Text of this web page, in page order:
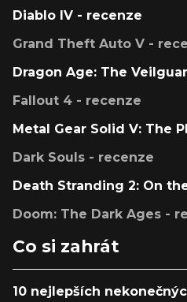
Diablo IV - recenze
Grand Theft Auto V -
Dragon Age: The
Fallout 4 - recenze
Metal Gear Solid V: The
Dark Souls - recenze
Death Stranding 2: On
Doom: The Dark Ages -
Co si zahrát
10 nejlepších